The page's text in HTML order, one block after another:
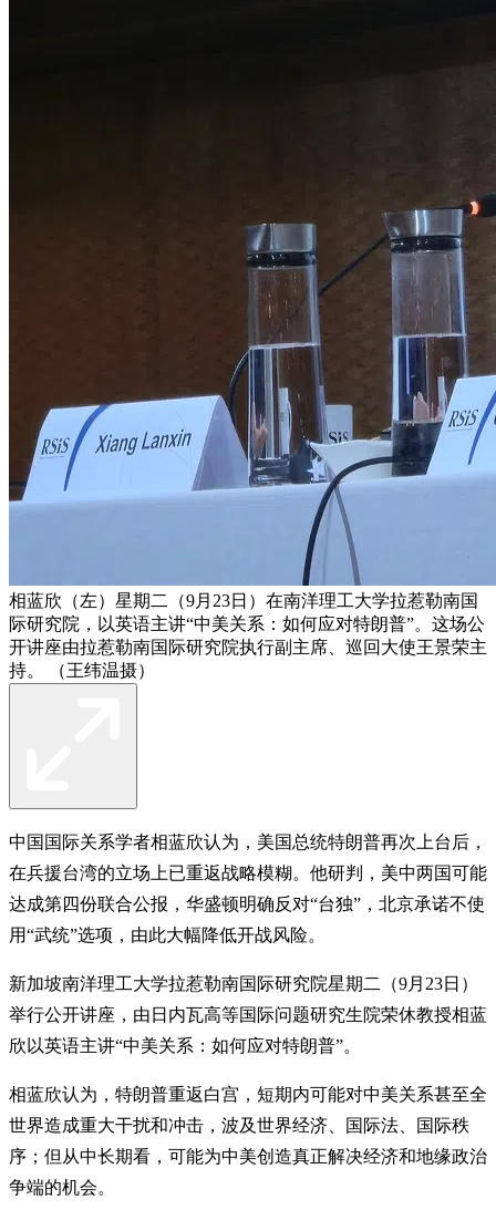
相蓝欣（左）星期二（9月23日）在南洋理工大学拉惹勒南国
际研究院，以英语主讲“中美关系：如何应对特朗普”。这场公
开讲座由拉惹勒南国际研究院执行副主席、巡回大使王景荣主
持。 （王纬温摄）
中国国际关系学者相蓝欣认为，美国总统特朗普再次上台后，
在兵援台湾的立场上已重返战略模糊。他研判，美中两国可能
达成第四份联合公报，华盛顿明确反对“台独”，北京承诺不使
用“武统”选项，由此大幅降低开战风险。
新加坡南洋理工大学拉惹勒南国际研究院星期二（9月23日）
举行公开讲座，由日内瓦高等国际问题研究生院荣休教授相蓝
欣以英语主讲“中美关系：如何应对特朗普”。
相蓝欣认为，特朗普重返白宫，短期内可能对中美关系甚至全
世界造成重大干扰和冲击，波及世界经济、国际法、国际秩
序；但从中长期看，可能为中美创造真正解决经济和地缘政治
争端的机会。